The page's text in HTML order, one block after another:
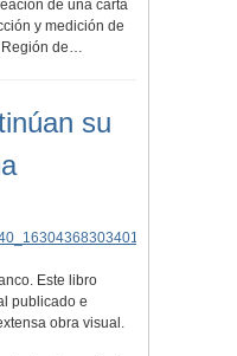
de una carta
y medición de
Región de…
su
Este libro
publicado e
obra visual.